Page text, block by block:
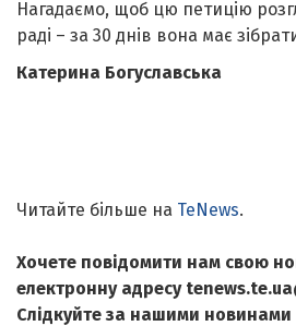
Нагадаємо, щоб цю петицію
раді – за 30 днів вона має
Катерина Богуславська
Читайте більше на TeNews.
Хочете повідомити нам свою
електронну адресу
Слідкуйте за нашими новинами